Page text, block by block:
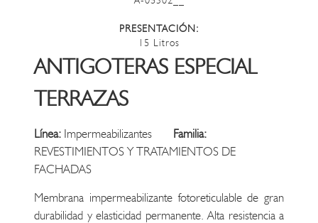
PRESENTACIÓN:
15 Litros
ANTIGOTERAS ESPECIAL
TERRAZAS
Línea: Impermeabilizantes
Familia:
REVESTIMIENTOS Y TRATAMIENTOS DE
FACHADAS
Membrana impermeabilizante fotoreticulable de gran
durabilidad y elasticidad permanente. Alta resistencia a